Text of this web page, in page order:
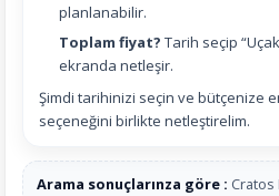
planlanabilir.
Toplam fiyat? Tarih seçip
ekranda netleşir.
Şimdi tarihinizi seçin ve bütçenize
seçeneğini birlikte netleştirelim.
Arama sonuçlarınza göre : Cratos